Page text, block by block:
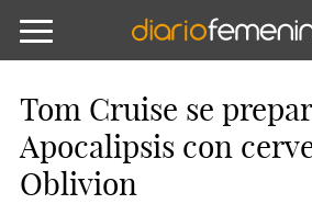
Tom Cruise se
Apocalipsis con
Oblivion